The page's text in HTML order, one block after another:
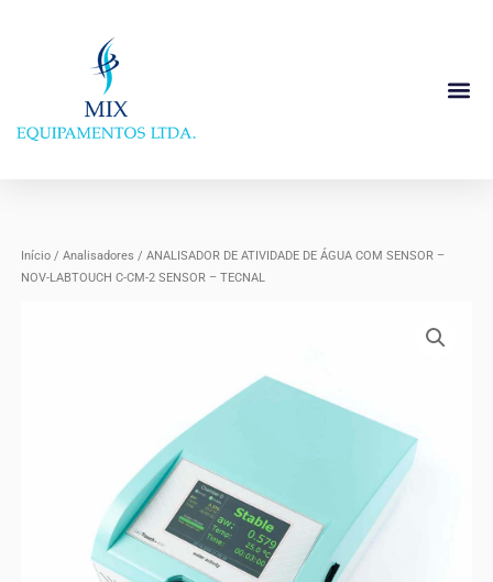
Início/ Analisadores / ANALISADOR DE ATIVIDADE DE ÁGUA COM SENSOR –
NOV-LABTOUCH C-CM-2 SENSOR – TECNAL